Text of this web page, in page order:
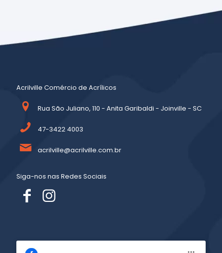
Acrilville Comércio de Acrílicos
Rua São Juliano, 110 - Anita Garibaldi - Joinville - SC
47-3422 4003
acrilville@acrilville.com.br
Siga-nos nas Redes Sociais